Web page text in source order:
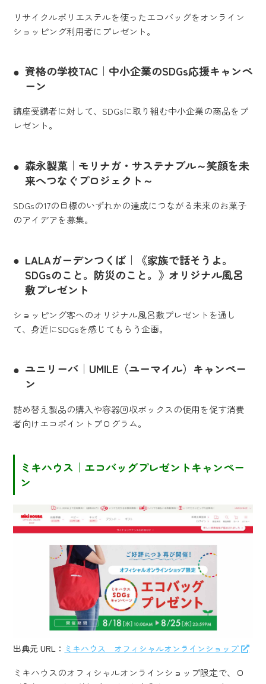
リサイクルポリエステルを使ったエコバッグをオンライン
ショッピング利用者にプレゼント。
資格の学校TAC｜中小企業のSDGs応援キャンペ
ーン
講座受講者に対して、SDGsに取り組む中小企業の商品をプ
レゼント。
森永製菓｜モリナガ・サステナブル～笑顔を未
来へつなぐプロジェクト～
SDGsの17の目標のいずれかの達成につながる未来のお菓子
のアイデアを募集。
LALAガーデンつくば｜《家族で話そうよ。
SDGsのこと。防災のこと。》オリジナル風呂
敷プレゼント
ショッピング客へのオリジナル風呂敷プレゼントを通し
て、身近にSDGsを感じてもらう企画。
ユニリーバ｜UMILE（ユーマイル）キャンペー
ン
詰め替え製品の購入や容器回収ボックスの使用を促す消費
者向けエコポイントプログラム。
ミキハウス｜エコバッグプレゼントキャンペー
ン
出典元 URL： ミキハウス オフィシャルオンラインショップ
ミキハウスのオフィシャルオンラインショップ限定で、ロ